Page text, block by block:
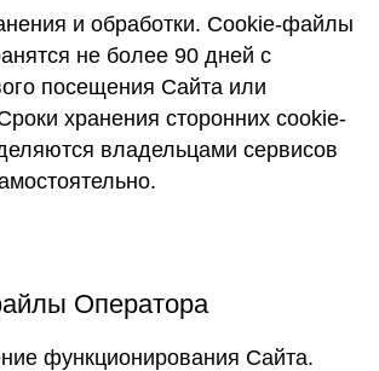
и обработки. Cookie-файлы
не более 90 дней с
посещения Сайта или
хранения сторонних cookie-
владельцами сервисов
Оператора
функционирования Сайта.